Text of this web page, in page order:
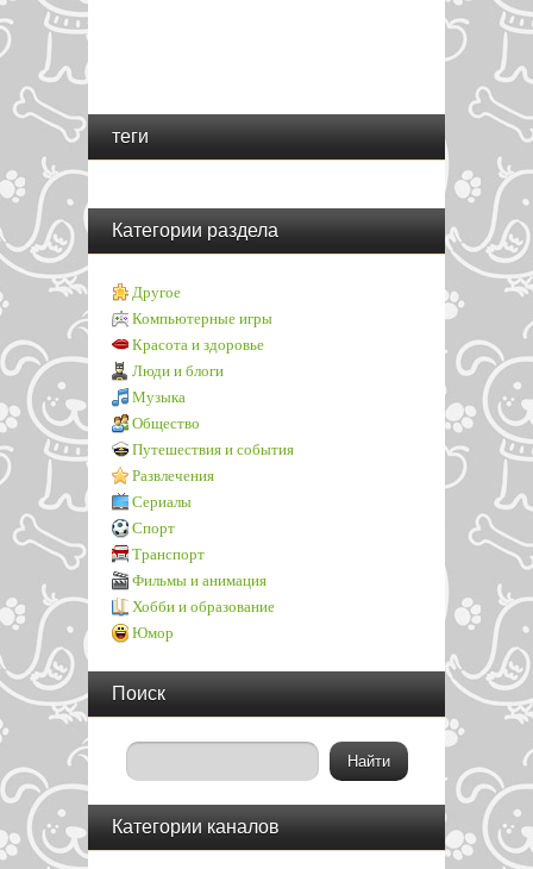
теги
Категории раздела
Другое
Компьютерные игры
Красота и здоровье
Люди и блоги
Музыка
Общество
Путешествия и события
Развлечения
Сериалы
Спорт
Транспорт
Фильмы и анимация
Хобби и образование
Юмор
Поиск
Категории каналов